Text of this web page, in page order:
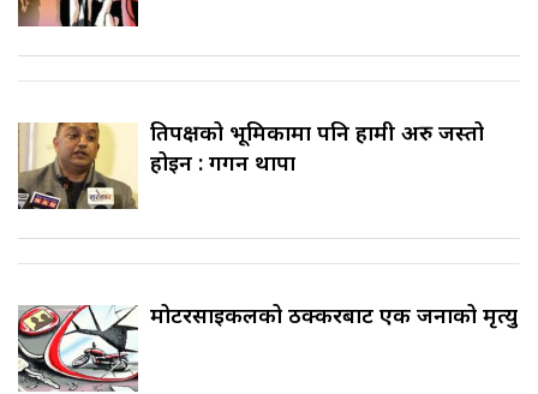
प्रतिपक्षको भूमिकामा पनि हामी अरु जस्तो
होइन : गगन थापा
मोटरसाइकलको ठक्करबाट एक जनाको मृत्यु